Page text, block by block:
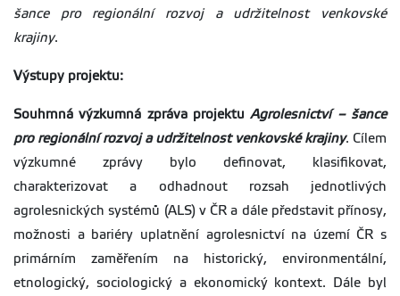
šance pro regionální rozvoj a udržitelnost venkovské
krajiny.
Výstupy projektu:
Souhrnná výzkumná zpráva projektuAgrolesnictví – šance
pro regionální rozvoj a udržitelnost venkovské krajiny. Cílem
výzkumné zprávy bylo definovat, klasifikovat,
charakterizovat a odhadnout rozsah jednotlivých
agrolesnických systémů (ALS) v ČR a dále představit přínosy,
možnosti a bariéry uplatnění agrolesnictví na území ČR s
primárním zaměřením na historický, environmentální,
etnologický, sociologický a ekonomický kontext. Dále byl